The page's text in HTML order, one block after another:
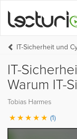
IT-Sicherheit und
IT-
Warum IT-
Tobias Harmes
(1)